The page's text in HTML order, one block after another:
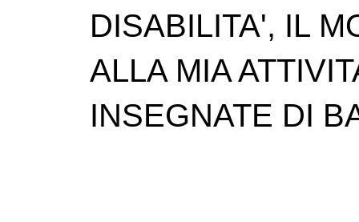
DISABILITA', IL
ALLA MIA
INSEGNATE DI